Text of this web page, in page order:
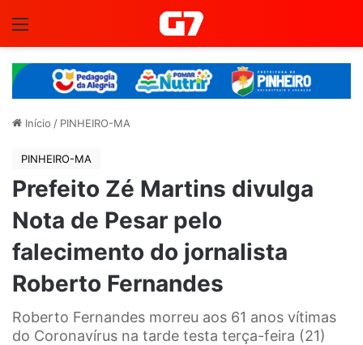
Início / PINHEIRO-MA
PINHEIRO-MA
Prefeito Zé Martins divulga
Nota de Pesar pelo
falecimento do jornalista
Roberto Fernandes
Roberto Fernandes morreu aos 61 anos vítimas
do Coronavírus na tarde testa terça-feira (21)